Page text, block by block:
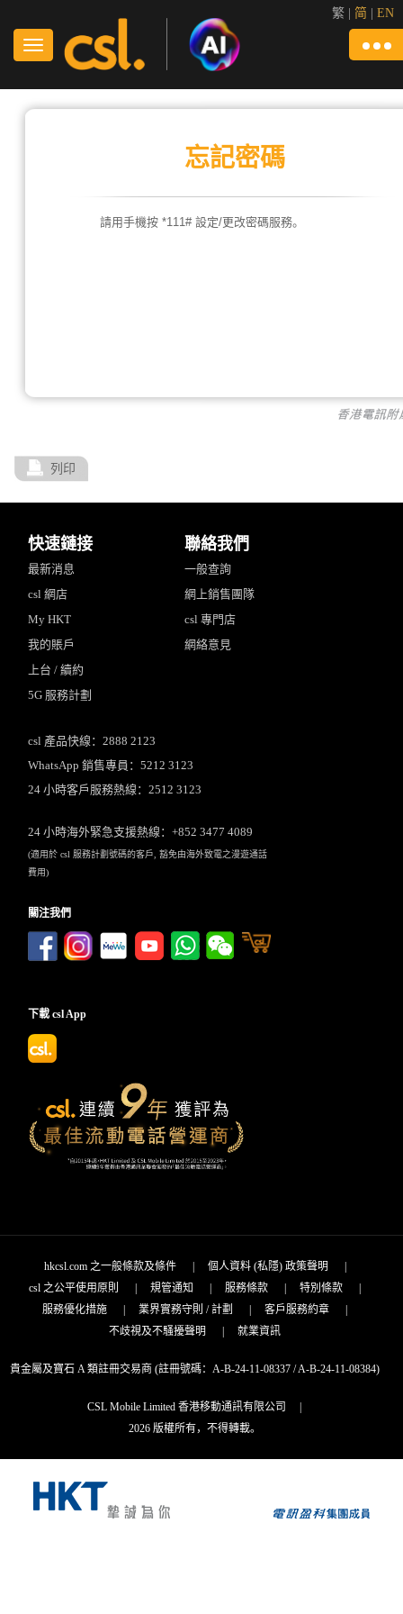
繁 简 EN
忘記密碼
請用手機按 *111# 設定/更改密碼服務。
列印
快速鏈接
最新消息
csl 網店
My HKT
我的賬戶
上台 / 續約
5G 服務計劃
聯絡我們
一般查詢
網上銷售團隊
csl 專門店
網絡意見
csl 產品快線：2888 2123
WhatsApp 銷售專員：5212 3123
24 小時客戶服務熱線：2512 3123
24 小時海外緊急支援熱線：+852 3477 4089
(適用於 csl 服務計劃號碼的客戶, 豁免由海外致電之漫遊通話
費用)
關注我們
下載 csl App
hkcsl.com 之一般條款及條件| 個人資料 (私隱) 政策聲明
csl 之公平使用原則
規管通知 服務條款 特別條款
服務優化措施
業界實務守則 / 計劃 客戶服務約章
不歧視及不騷擾聲明
就業資訊
貴金屬及寶石 A 類註冊交易商 (註冊號碼：A-B-24-11-08337 / A-B-24-11-08384)
CSL Mobile Limited 香港移動通訊有限公司
|
2026 版權所有，不得轉載。